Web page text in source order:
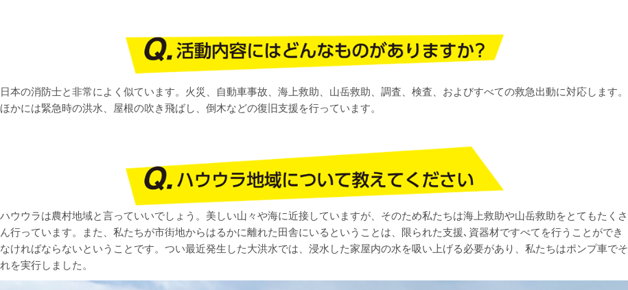
日本の消防士と非常によく似ています。火災、自動車事故、海上救助、山岳救助、調査、検査、およびすべての救急出動に対応します。
ほかには緊急時の洪水、屋根の吹き飛ばし、倒木などの復旧支援を行っています。
ハウウラは農村地域と言っていいでしょう。美しい山々や海に近接していますが、そのため私たちは海上救助や山岳救助をとてもたくさ
ん行っています。また、私たちが市街地からはるかに離れた田舎にいるということは、限られた支援､資器材ですべてを行うことができ
なければならないということです。つい最近発生した大洪水では、浸水した家屋内の水を吸い上げる必要があり、私たちはポンプ車でそ
れを実行しました。